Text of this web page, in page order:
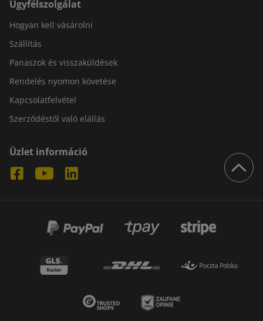
Ügyfélszolgálat
Hogyan kell vásárolni
Szállítás
Panaszok és visszaküldések
Rendelés nyomon követése
Kapcsolatfelvétel
Szerződéstől való elállás
Üzlet információ